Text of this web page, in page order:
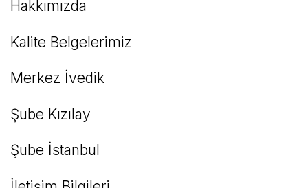
Hakkımızda
Kalite Belgelerimiz
Merkez İvedik
Şube Kızılay
Şube İstanbul